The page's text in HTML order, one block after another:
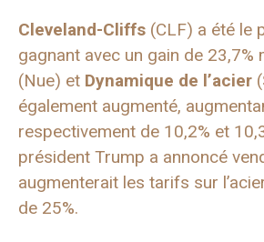
Cleveland-Cliffs (CLF) a été le
gagnant avec un gain de 23,7%
(Nue) et Dynamique de l’acier
également augmenté,
respectivement de 10,2% et
président Trump a annoncé
augmenterait les tarifs sur
de 25%.